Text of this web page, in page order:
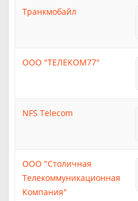
Транкмобайл
ООО "ТЕЛЕКОМ77"
NFS Telecom
ООО "Столичная
Телекоммуникационная
Компания"